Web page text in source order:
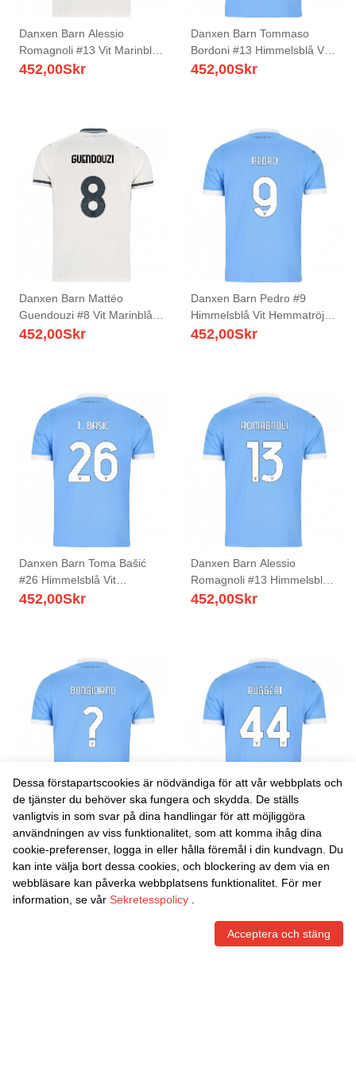
Danxen Barn Alessio
Romagnoli #13 Vit Marinblå
Bortatröja Matchtröjor
452,00Skr
Danxen Barn Tommaso
Bordoni #13 Himmelsblå Vit
Hemmatröja Matchtröjor
452,00Skr
Danxen Barn Mattéo
Guendouzi #8 Vit Marinblå
Bortatröja Matchtröjor
452,00Skr
Danxen Barn Pedro #9
Himmelsblå Vit Hemmatröja
Matchtröjor 2025/26 Tröjor
452,00Skr
Danxen Barn Toma Bašić
#26 Himmelsblå Vit
Hemmatröja Matchtröjor
452,00Skr
Danxen Barn Alessio
Romagnoli #13 Himmelsblå
Vit Hemmatröja Matchtröjor
452,00Skr
Danxen Barn Dario
Bongiorno #0 Himmelsblå Vit
Hemmatröja Matchtröjor
2025/26 Tröjor T-Tröja
452,00Skr
Danxen Barn Fabio Andrea
Ruggeri #44 Himmelsblå Vit
Hemmatröja Matchtröjor
2025/26 Tröjor T-Tröja
452,00Skr
Dessa förstapartscookies är nödvändiga för att vår webbplats och
de tjänster du behöver ska fungera och skydda. De ställs
vanligtvis in som svar på dina handlingar för att möjliggöra
användningen av viss funktionalitet, som att komma ihåg dina
cookie-preferenser, logga in eller hålla föremål i din kundvagn. Du
kan inte välja bort dessa cookies, och blockering av dem via en
webbläsare kan påverka webbplatsens funktionalitet. För mer
information, se vår Sekretesspolicy
Acceptera och stäng